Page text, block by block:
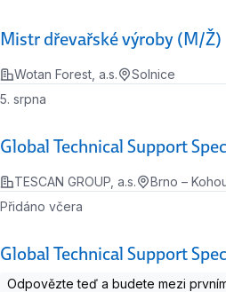
Mistr dřevařské výroby (M/Ž)
Wotan Forest, a.s. Solnice
Global Technical Support
5. srpna
TESCAN GROUP, a.s. Brno –
Global Technical Support
Přidáno včera
Odpovězte teď a budete mezi